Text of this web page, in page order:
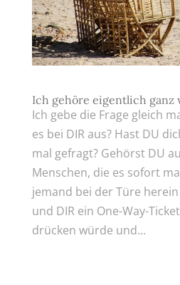
Ich gehöre eigentlich ganz
Ich gebe die Frage gleich
es bei DIR aus? Hast DU
mal gefragt? Gehörst DU
Menschen, die es sofort
jemand bei der Türe
und DIR ein One-Way-
drücken würde und...